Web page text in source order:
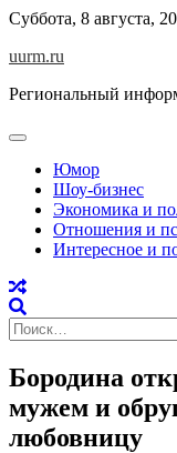
Skip
content
Суббота, 8 августа,
uurm.ru
Региональный
Юмор
Шоу-бизнес
Экономика и
Отношения и
Интересное и
Найти:
Бородина
мужем и
любовницу